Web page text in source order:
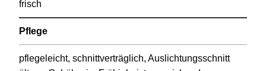
frisch
Pflege
pflegeleicht, schnittverträglich, Auslichtungsschnitt